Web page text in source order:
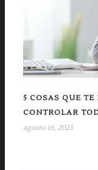
5 COSAS QUE TE
CONTROLAR
agosto 16, 2023